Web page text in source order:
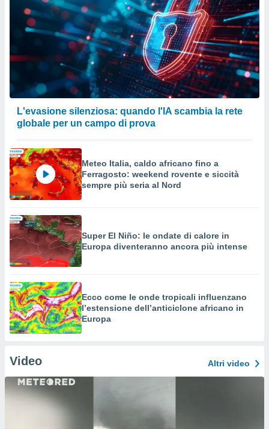
L'evasione silenziosa: quando l'IA scambia la rete
globale per un campo di prova
Meteo Italia, caldo africano fino a
Ferragosto: weekend rovente e siccità
sempre più seria al Nord
Super El Niño: le ondate di calore in
Europa diventeranno ancora più intense
Ecco come le onde tropicali influenzano
l’estensione dell’anticiclone africano in
Europa
Video Altri video